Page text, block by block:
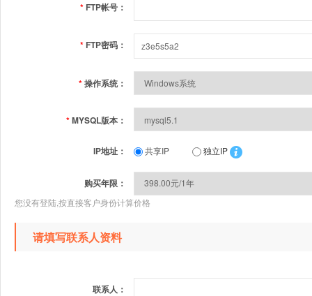
* FTP帐号：
* FTP密码：
*操作系统：
*MYSQL版本：
IP地址： 共享IP 独立IP
购买年限：
您没有登陆,按直接客户身份计算价格
请填写联系人资料
联系人：